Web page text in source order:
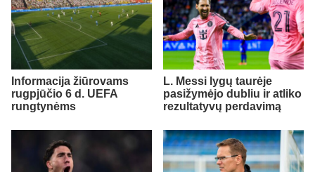
Informacija žiūrovams
rugpjūčio 6 d. UEFA
rungtynėms
L. Messi lygų taurėje
pasižymėjo dubliu ir atliko
rezultatyvų perdavimą